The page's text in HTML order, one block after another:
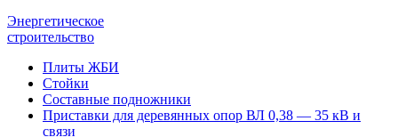
Энергетическое
строительство
Плиты ЖБИ
Стойки
Составные подножники
Приставки для деревянных опор ВЛ 0,38 — 35 кВ и
связи